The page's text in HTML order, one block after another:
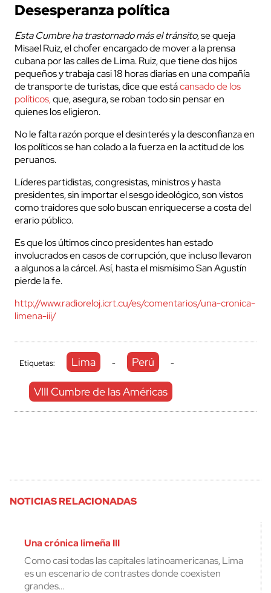
Desesperanza política
Esta Cumbre ha trastornado más el tránsito, se queja
Misael Ruiz, el chofer encargado de mover a la prensa
cubana por las calles de Lima. Ruiz, que tiene dos hijos
pequeños y trabaja casi 18 horas diarias en una compañía
de transporte de turistas, dice que estácansado de los
políticos,que, asegura, se roban todo sin pensar en
quienes los eligieron.
No le falta razón porque el desinterés y la desconfianza en
los políticos se han colado a la fuerza en la actitud de los
peruanos.
Líderes partidistas, congresistas, ministros y hasta
presidentes, sin importar el sesgo ideológico, son vistos
como traidores que solo buscan enriquecerse a costa del
erario público.
Es que los últimos cinco presidentes han estado
involucrados en casos de corrupción, que incluso llevaron
a algunos a la cárcel. Así, hasta el mismísimo San Agustín
pierde la fe.
http://www.radioreloj.icrt.cu/es/comentarios/una-cronica-
limena-iii/
Etiquetas: Lima - Perú -
VIII Cumbre de las Américas
NOTICIAS RELACIONADAS
Una crónica limeña III
Como casi todas las capitales latinoamericanas, Lima
es un escenario de contrastes donde coexisten
grandes…